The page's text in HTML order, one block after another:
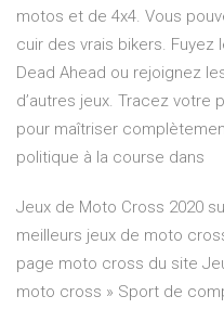
motos et de 4x4. Vous
cuir des vrais bikers.
Dead Ahead ou rejoignez
d’autres jeux. Tracez votre
pour maîtriser
politique à la course dans
Jeux de Moto Cross 2020
meilleurs jeux de moto
page moto cross du site
moto cross » Sport de